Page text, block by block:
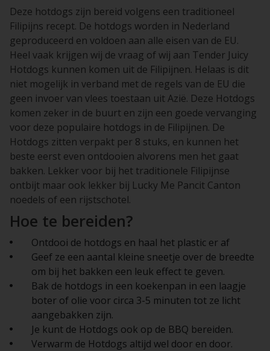
Deze hotdogs zijn bereid volgens een traditioneel
Filipijns recept. De hotdogs worden in Nederland
geproduceerd en voldoen aan alle eisen van de EU.
Heel vaak krijgen wij de vraag of wij aan Tender Juicy
Hotdogs kunnen komen uit de Filipijnen. Helaas is dit
niet mogelijk in verband met de regels van de EU die
geen invoer van vlees toestaan uit Azië. Deze Hotdogs
komen zeker in de buurt en zijn een goede vervanging
voor deze populaire hotdogs in de Filipijnen. De
Hotdogs zitten verpakt per 8 stuks, en kunnen het
beste eerst even ontdooien alvorens men het gaat
bakken. Lekker voor bij het traditionele Filipijnse
ontbijt maar ook lekker bij Lucky Me Pancit Canton
noedels of een rijstschotel.
Hoe te bereiden?
Ontdooi de hotdogs en haal het plastic er af
Geef ze een aantal kleine sneetje over de breedte
om bij het bakken een leuk effect te geven.
Bak de hotdogs in een koekenpan in een laagje
boter of olie voor circa 3-5 minuten tot ze licht
aangebakken zijn.
Je kunt de Hotdogs ook op de BBQ bereiden.
Verwarm de Hotdogs altijd wel door en door.